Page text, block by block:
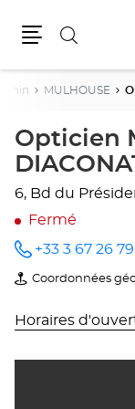
Rechercher
Rhin MULHOUSE
Opticien
6, Bd du
Fermé
Appeler
le point
de vente
MULHOUSE
-
Optical
+33 3 67 26
Coordonnées
du
de
vente
MULHOUSE
Horaires